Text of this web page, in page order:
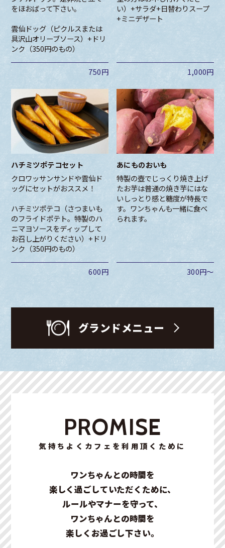
をほおばって下さい。
雲仙ドッグ（ピクルスまたは
具沢山オリーブソース）+ドリ
ンク（350円のもの）
750円
い）+サラダ+日替わりスープ
+ミニデザート
1,000円
ハチミツポテコセット
クロワッサンサンドや雲仙ド
ッグにセットがおススメ！
ハチミツポテコ（さつまいも
のフライドポテト。特製のハ
ニマヨソースをディップして
お召し上がりください）+ドリ
ンク（350円のもの）
600円
あにものおいも
特製の壺でじっくり焼き上げ
たお芋は普通の焼き芋にはな
いしっとり感と糖度が特長で
す。ワンちゃんも一緒に食べ
られます。
300円～
グランドメニュー
PROMISE
気持ちよくカフェを利用頂くために
ワンちゃんとの時間を
楽しく過ごしていただくために、
ルールやマナーを守って、
ワンちゃんとの時間を
楽しくお過ごし下さい。